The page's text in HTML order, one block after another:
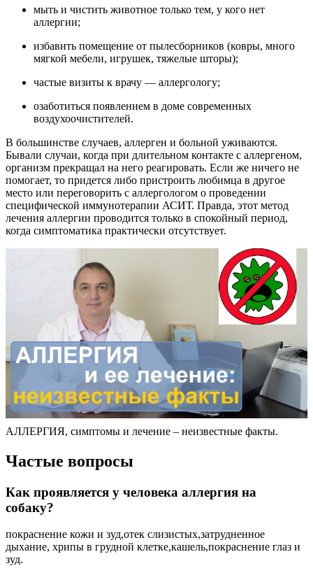
мыть и чистить животное только тем, у кого нет
аллергии;
избавить помещение от пылесборников (ковры, много
мягкой мебели, игрушек, тяжелые шторы);
частые визиты к врачу — аллергологу;
озаботиться появлением в доме современных
воздухоочистителей.
В большинстве случаев, аллерген и больной уживаются.
Бывали случаи, когда при длительном контакте с аллергеном,
организм прекращал на него реагировать. Если же ничего не
помогает, то придется либо пристроить любимца в другое
место или переговорить с аллергологом о проведении
специфической иммунотерапии АСИТ. Правда, этот метод
лечения аллергии проводится только в спокойный период,
когда симптоматика практически отсутствует.
АЛЛЕРГИЯ, симптомы и лечение – неизвестные факты.
Частые вопросы
Как проявляется у человека аллергия на
собаку?
покраснение кожи и зуд,отек слизистых,затрудненное
дыхание, хрипы в грудной клетке,кашель,покраснение глаз и
зуд.